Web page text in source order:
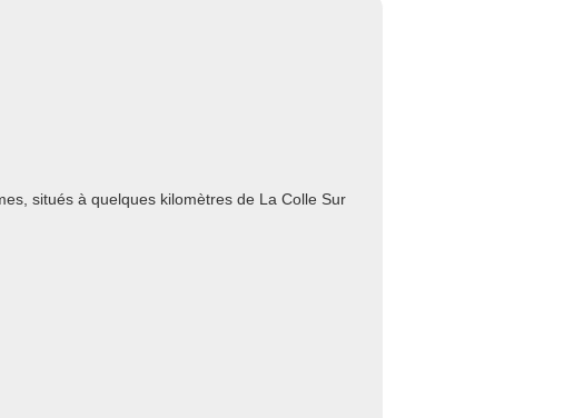
situés à quelques kilomètres de La Colle Sur